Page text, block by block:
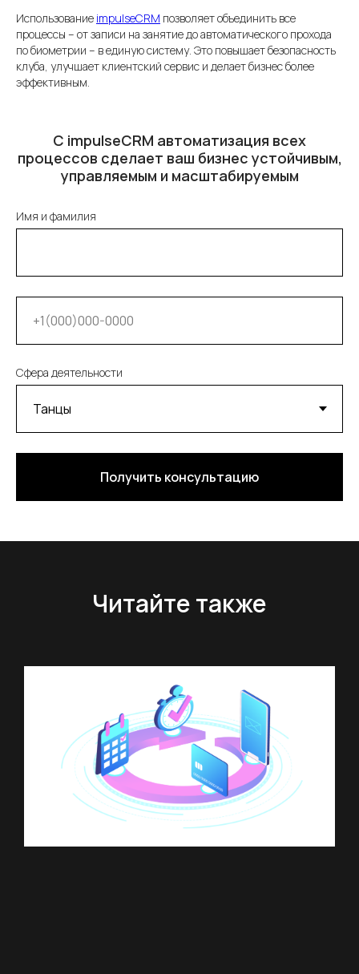
Использование impulseCRM позволяет объединить все
процессы – от записи на занятие до автоматического прохода
по биометрии – в единую систему. Это повышает безопасность
клуба, улучшает клиентский сервис и делает бизнес более
эффективным.
С impulseCRM автоматизация всех
процессов сделает ваш бизнес устойчивым,
управляемым и масштабируемым
Имя и фамилия
Сфера деятельности
Получить консультацию
Читайте также